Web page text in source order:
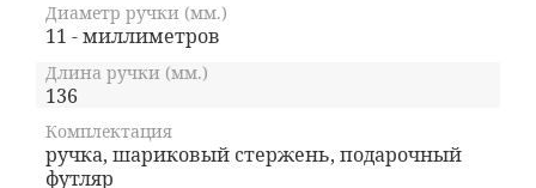
Диаметр ручки (мм.)
11 - миллиметров
Длина ручки (мм.)
136
Комплектация
ручка, шариковый стержень, подарочный
футляр